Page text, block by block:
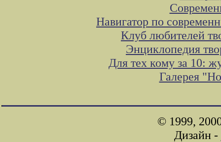
Навигатор по
Клуб любителей
Энциклопедия
Для тех кому за 10:
Галерея
© 1999,
Дизайн -